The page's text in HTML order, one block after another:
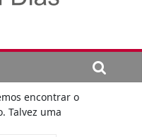
encontrar o
Talvez uma